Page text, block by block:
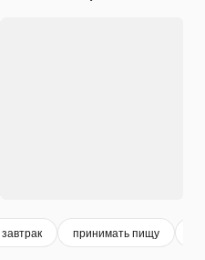
завтрак принимать пищу